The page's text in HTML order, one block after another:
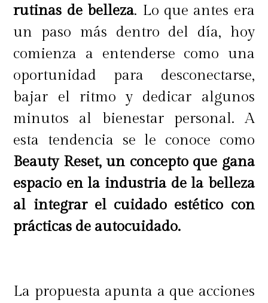
rutinas de belleza. Lo que antes era
un paso más dentro del día, hoy
comienza a entenderse como una
oportunidad para desconectarse,
bajar el ritmo y dedicar algunos
minutos al bienestar personal. A
esta tendencia se le conoce como
Beauty Reset, un concepto que gana
espacio en la industria de la belleza
al integrar el cuidado estético con
prácticas de autocuidado.
La propuesta apunta a que acciones